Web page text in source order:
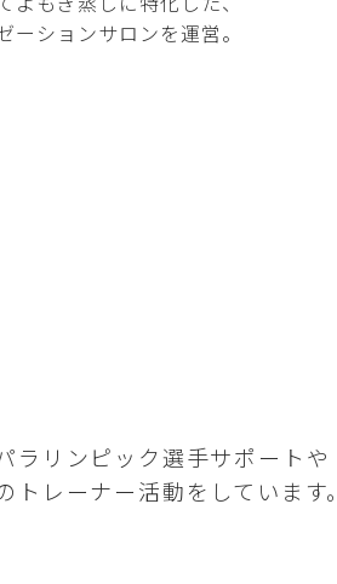
ーションサロンを運営。
ラリンピック選手サポートや
トレーナー活動をしています。